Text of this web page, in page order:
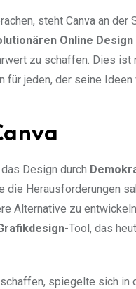
steht Canva an
Online
zu schaffen. Dies ist
jeden, der seine
Design durch
die Herausforderungen
Alternative zu
-Tool, das
spiegelte sich in